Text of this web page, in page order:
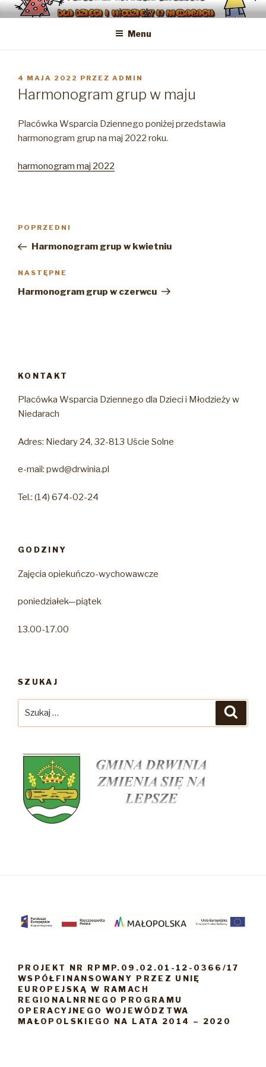
Przejdź
do
PLACÓWKA WSPARCIA
DZIENNEGO DLA DZIECI I
MŁODZIEŻY W NIEDARACH
Placówka Wsparcia Dziennego dla dzieci i młodzieży w Niedarach
Menu
OPUBLIKOWANE
W
4 MAJA 2022 PRZEZ ADMIN
Harmonogram grup w maju
Placówka Wsparcia Dziennego poniżej przedstawia
harmonogram grup na maj 2022 roku.
harmonogram maj 2022
Poprzedni
wpis
POPRZEDNI
Harmonogram grup w kwietniu
Następny
wpis
NASTĘPNE
Harmonogram grup w czerwcu
KONTAKT
Placówka Wsparcia Dziennego dla Dzieci i Młodzieży w
Niedarach
Adres: Niedary 24, 32-813 Uście Solne
e-mail: pwd@drwinia.pl
Tel.: (14) 674-02-24
GODZINY
Zajęcia opiekuńczo-wychowawcze
poniedziałek—piątek
13.00-17.00
SZUKAJ
PROJEKT NR RPMP.09.02.01-12-0366/17
WSPÓŁFINANSOWANY PRZEZ UNIĘ
EUROPEJSKĄ W RAMACH
REGIONALNRNEGO PROGRAMU
OPERACYJNEGO WOJEWÓDZTWA
MAŁOPOLSKIEGO NA LATA 2014 – 2020